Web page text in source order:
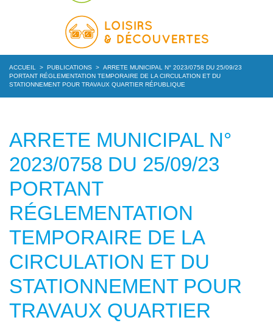
ACCUEIL > PUBLICATIONS > ARRETE MUNICIPAL N° 2023/0758 DU 25/09/23
PORTANT RÉGLEMENTATION TEMPORAIRE DE LA CIRCULATION ET DU
STATIONNEMENT POUR TRAVAUX QUARTIER RÉPUBLIQUE
ARRETE MUNICIPAL N°
2023/0758 DU 25/09/23
PORTANT
RÉGLEMENTATION
TEMPORAIRE DE LA
CIRCULATION ET DU
STATIONNEMENT POUR
TRAVAUX QUARTIER